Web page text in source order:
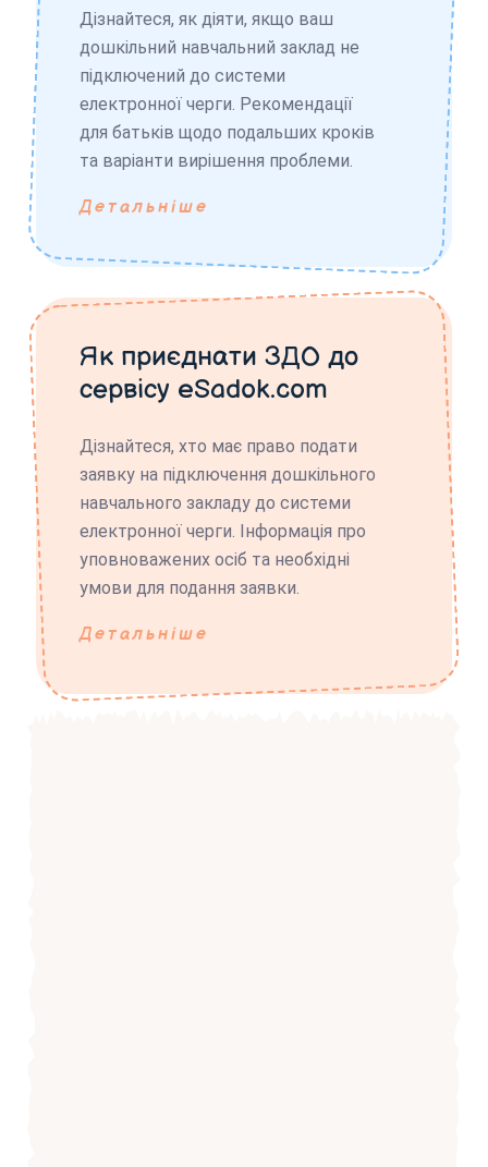
Дізнайтеся, як діяти, якщо ваш
дошкільний навчальний заклад не
підключений до системи
електронної черги. Рекомендації
для батьків щодо подальших кроків
та варіанти вирішення проблеми.
Детальніше
Як приєднати ЗДО до
сервісу eSadok.com
Дізнайтеся, хто має право подати
заявку на підключення дошкільного
навчального закладу до системи
електронної черги. Інформація про
уповноважених осіб та необхідні
умови для подання заявки.
Детальніше